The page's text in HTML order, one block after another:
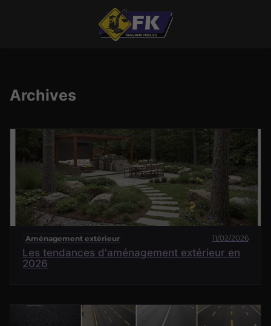
Archives
Aménagement extérieur 11/02/2026
Les tendances d'aménagement extérieur en
2026